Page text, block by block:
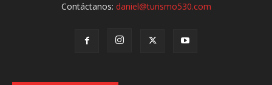
Contáctanos: daniel@turismo530.com